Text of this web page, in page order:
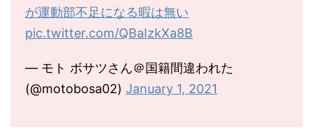
が運動部不足になる暇は無い
pic.twitter.com/QBaIzkXa8B
— モト ボサツさん＠国籍間違われた
(@motobosa02) January 1, 2021